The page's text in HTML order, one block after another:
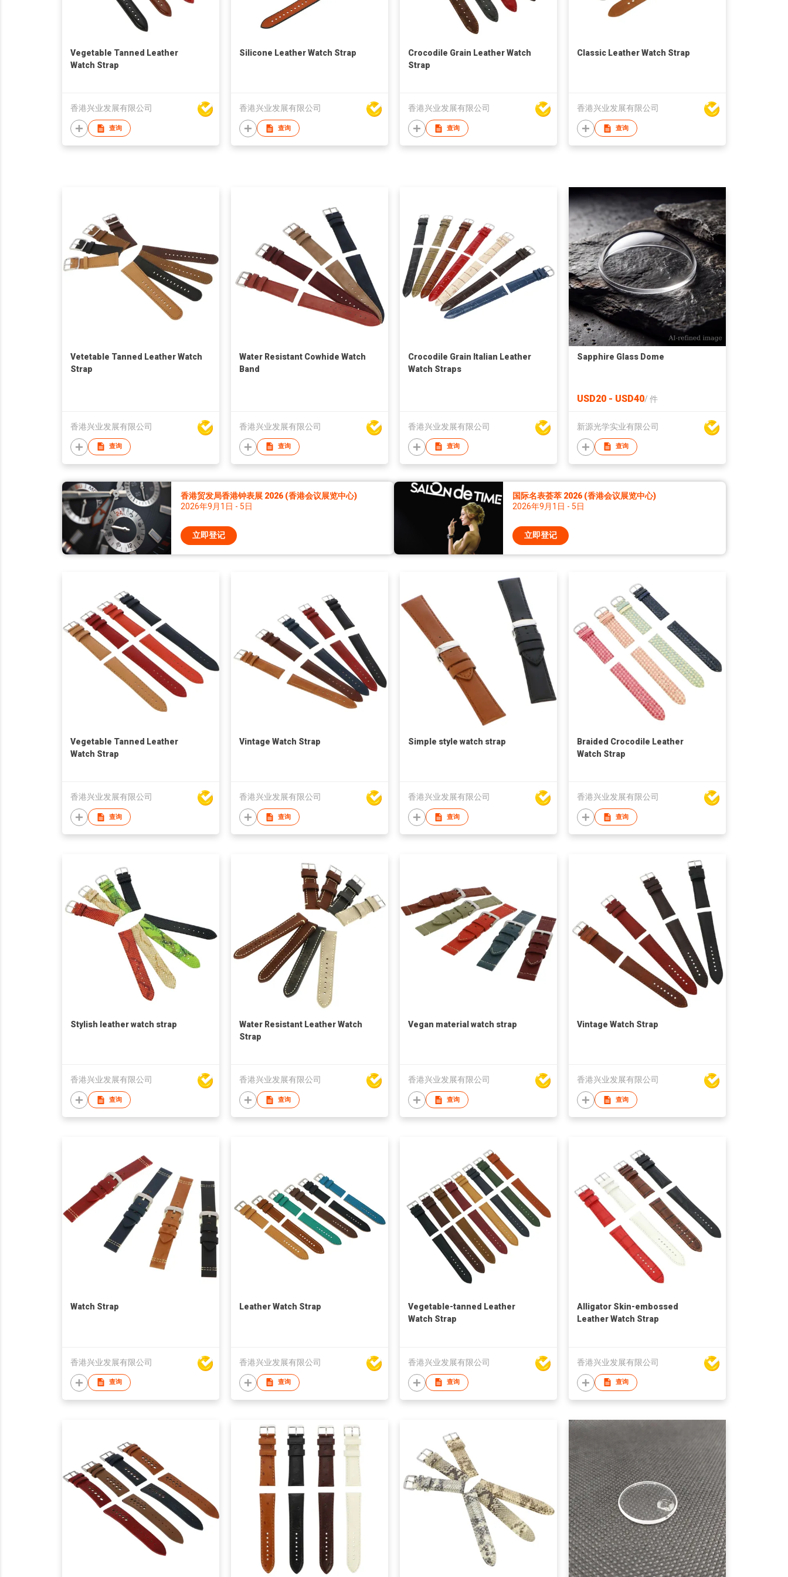
Vegetable Tanned Leather
Watch Strap
香港兴业发展有限公司
查询
Silicone Leather Watch Strap
香港兴业发展有限公司
查询
Crocodile Grain Leather Watch
Strap
香港兴业发展有限公司
查询
Classic Leather Watch Strap
香港兴业发展有限公司
查询
Vetetable Tanned Leather Watch
Strap
香港兴业发展有限公司
查询
Water Resistant Cowhide Watch
Band
香港兴业发展有限公司
查询
Crocodile Grain Italian Leather
Watch Straps
香港兴业发展有限公司
查询
Sapphire Glass Dome
USD20 - USD40/ 件
新源光学实业有限公司
查询
香港贸发局香港钟表展 2026 (香港会议展览中心)
2026年9月1日 - 5日
立即登记
国际名表荟萃 2026 (香港会议展览中心)
2026年9月1日 - 5日
立即登记
Vegetable Tanned Leather
Watch Strap
香港兴业发展有限公司
查询
Vintage Watch Strap
香港兴业发展有限公司
查询
Simple style watch strap
香港兴业发展有限公司
查询
Braided Crocodile Leather
Watch Strap
香港兴业发展有限公司
查询
Stylish leather watch strap
香港兴业发展有限公司
查询
Water Resistant Leather Watch
Strap
香港兴业发展有限公司
查询
Vegan material watch strap
香港兴业发展有限公司
查询
Vintage Watch Strap
香港兴业发展有限公司
查询
Watch Strap
香港兴业发展有限公司
查询
Leather Watch Strap
香港兴业发展有限公司
查询
Vegetable-tanned Leather
Watch Strap
香港兴业发展有限公司
查询
Alligator Skin-embossed
Leather Watch Strap
香港兴业发展有限公司
查询